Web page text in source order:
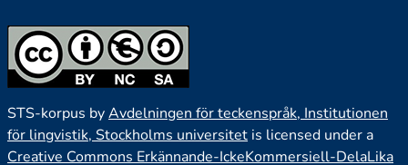
STS-korpus byAvdelningen för teckenspråk, Institutionen
för lingvistik, Stockholms universitet is licensed under a
Creative Commons Erkännande-IckeKommersiell-DelaLika